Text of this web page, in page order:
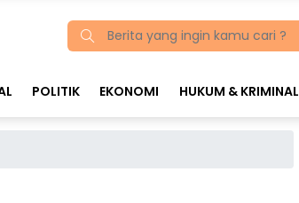
POLITIK EKONOMI HUKUM & KRIMINAL